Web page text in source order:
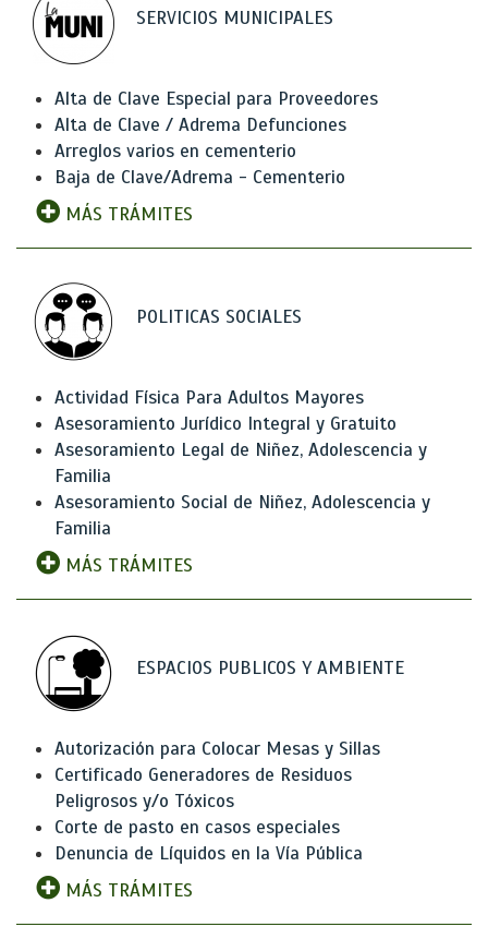
SERVICIOS MUNICIPALES
Alta de Clave Especial para Proveedores
Alta de Clave / Adrema Defunciones
Arreglos varios en cementerio
Baja de Clave/Adrema - Cementerio
MÁS TRÁMITES
POLITICAS SOCIALES
Actividad Física Para Adultos Mayores
Asesoramiento Jurídico Integral y Gratuito
Asesoramiento Legal de Niñez, Adolescencia y
Familia
Asesoramiento Social de Niñez, Adolescencia y
Familia
MÁS TRÁMITES
ESPACIOS PUBLICOS Y AMBIENTE
Autorización para Colocar Mesas y Sillas
Certificado Generadores de Residuos
Peligrosos y/o Tóxicos
Corte de pasto en casos especiales
Denuncia de Líquidos en la Vía Pública
MÁS TRÁMITES